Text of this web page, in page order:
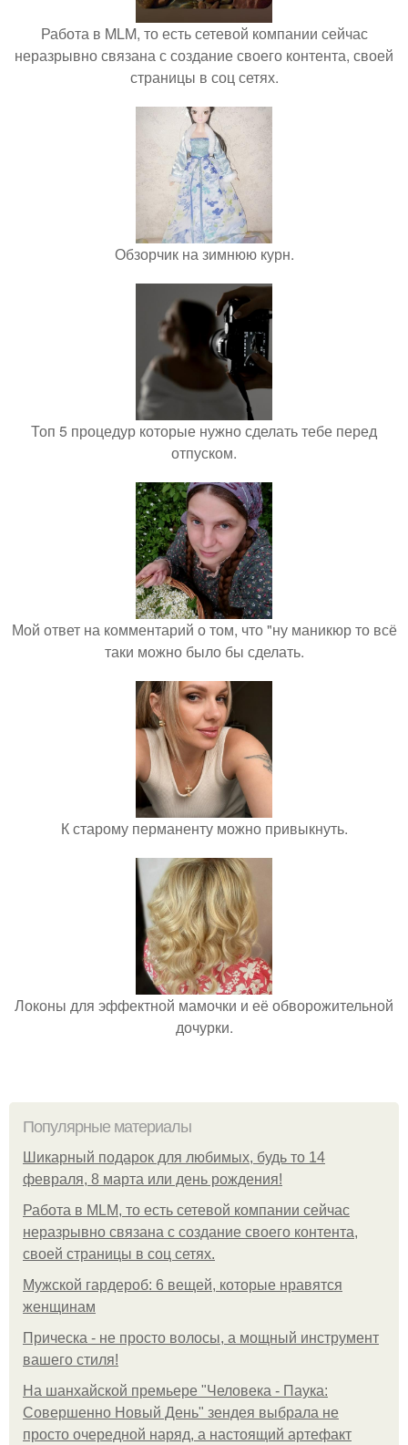
Работа в MLM, то есть сетевой компании сейчас
неразрывно связана с создание своего контента, своей
страницы в соц сетях.
Обзорчик на зимнюю курн.
Топ 5 процедур которые нужно сделать тебе перед
отпуском.
Мой ответ на комментарий о том, что "ну маникюр то всё
таки можно было бы сделать.
К старому перманенту можно привыкнуть.
Локоны для эффектной мамочки и её обворожительной
дочурки.
Популярные материалы
Шикарный подарок для любимых, будь то 14
февраля, 8 марта или день рождения!
Работа в MLM, то есть сетевой компании сейчас
неразрывно связана с создание своего контента,
своей страницы в соц сетях.
Мужской гардероб: 6 вещей, которые нравятся
женщинам
Прическа - не просто волосы, а мощный инструмент
вашего стиля!
На шанхайской премьере "Человека - Паука:
Совершенно Новый День" зендея выбрала не
просто очередной наряд, а настоящий артефакт